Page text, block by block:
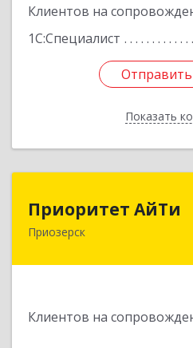
Клиентов на
1С:Специалист
Отправить
Показать
Отправить
Приоритет АйТи
Приозерск
Клиентов на
188760, Ленинградская